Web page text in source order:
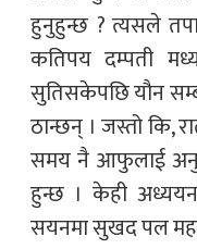
हुनुहुन्छ ? त्यसले
कतिपय दम्पती
सुतिसकेपछि यौन
ठान्छन् । जस्तो कि,
समय नै आफुलाई
हुन्छ । केही
सयनमा सुखद पल